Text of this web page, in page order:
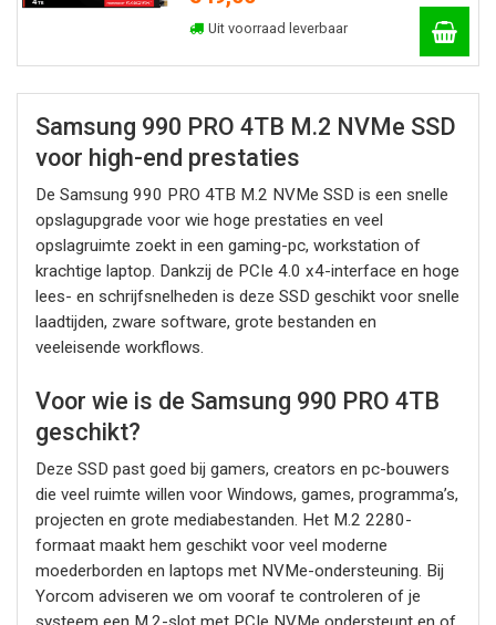
Uit voorraad leverbaar
Samsung 990 PRO 4TB M.2 NVMe SSD
voor high-end prestaties
De Samsung 990 PRO 4TB M.2 NVMe SSD is een snelle
opslagupgrade voor wie hoge prestaties en veel
opslagruimte zoekt in een gaming-pc, workstation of
krachtige laptop. Dankzij de PCIe 4.0 x4-interface en hoge
lees- en schrijfsnelheden is deze SSD geschikt voor snelle
laadtijden, zware software, grote bestanden en
veeleisende workflows.
Voor wie is de Samsung 990 PRO 4TB
geschikt?
Deze SSD past goed bij gamers, creators en pc-bouwers
die veel ruimte willen voor Windows, games, programma’s,
projecten en grote mediabestanden. Het M.2 2280-
formaat maakt hem geschikt voor veel moderne
moederborden en laptops met NVMe-ondersteuning. Bij
Yorcom adviseren we om vooraf te controleren of je